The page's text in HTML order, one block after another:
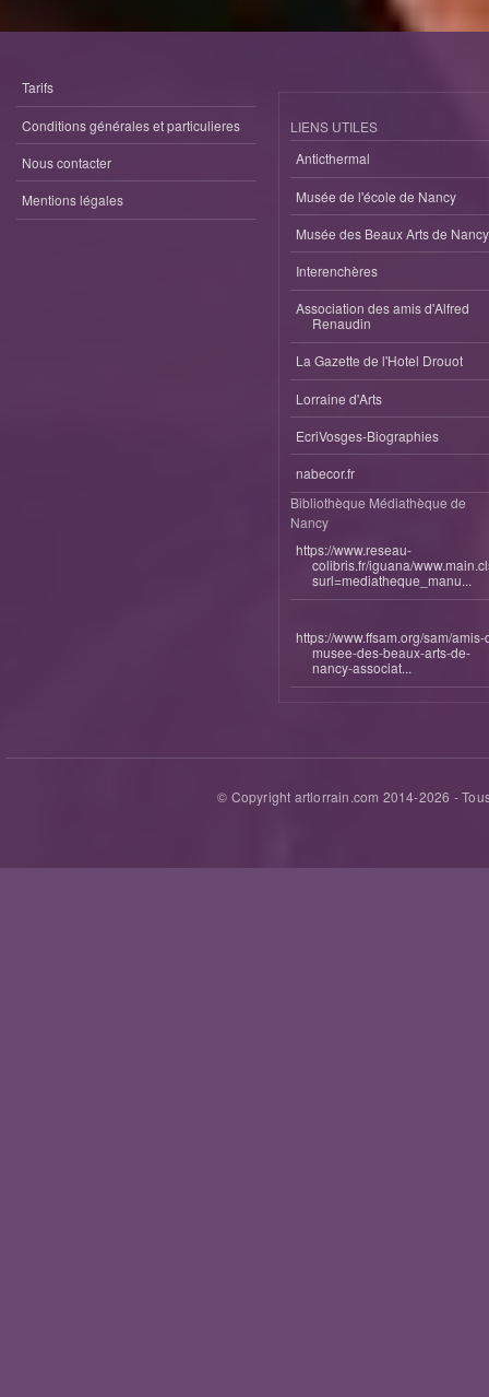
Tarifs
Conditions générales et particulieres
Nous contacter
Mentions légales
LIENS UTILES
Anticthermal
Musée de l'école de Nancy
Musée des Beaux Arts de Nancy
Interenchères
Association des amis d'Alfred
Renaudin
La Gazette de l'Hotel Drouot
Lorraine d'Arts
EcriVosges-Biographies
nabecor.fr
Bibliothèque Médiathèque de
Nancy
https://www.reseau-
colibris.fr/iguana/
surl=mediatheque_manu...
https://www.ffsam.org/sam/amis-
musee-des-beaux-arts-de-
nancy-associat...
© Copyright artlorrain.com 2014-2026 -